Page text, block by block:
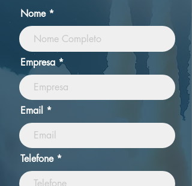
Nome
Empresa
Email
Telefone